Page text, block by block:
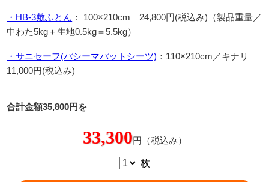
・HB-3敷ふとん ： 100×210cm 24,800円(税込み)（製品重量／
中わた5kg＋生地0.5kg＝5.5kg）
・サニセーフ(パシーマパットシーツ) ：110×210cm／キナリ
11,000円(税込み)
合計金額35,800円を
33,300円（税込み）
枚